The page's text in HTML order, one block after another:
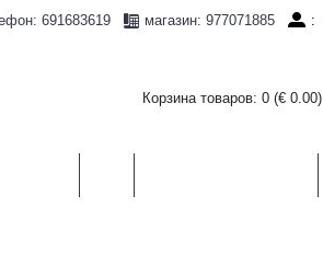
691683619 магазин: 977071885 :
Корзина товаров: 0 (€ 0.00)